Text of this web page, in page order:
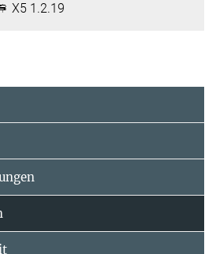
X5 1.2.19